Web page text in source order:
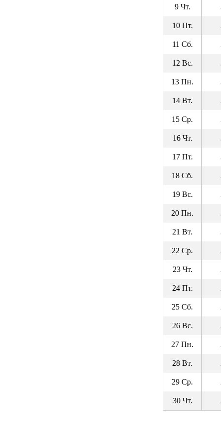
9 Чт.
10 Пт.
11 Сб.
12 Вс.
13 Пн.
14 Вт.
15 Ср.
16 Чт.
17 Пт.
18 Сб.
19 Вс.
20 Пн.
21 Вт.
22 Ср.
23 Чт.
24 Пт.
25 Сб.
26 Вс.
27 Пн.
28 Вт.
29 Ср.
30 Чт.